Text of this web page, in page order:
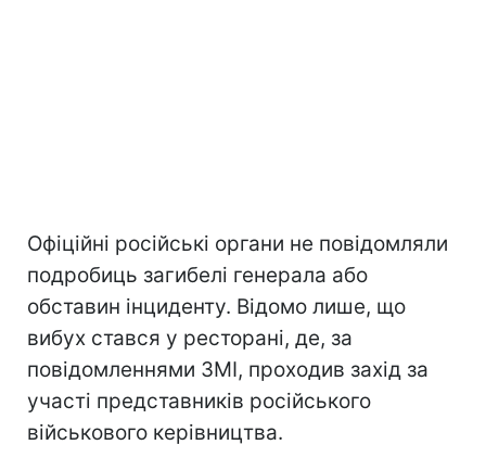
Офіційні російські органи не повідомляли
подробиць загибелі генерала або
обставин інциденту. Відомо лише, що
вибух стався у ресторані, де, за
повідомленнями ЗМІ, проходив захід за
участі представників російського
військового керівництва.